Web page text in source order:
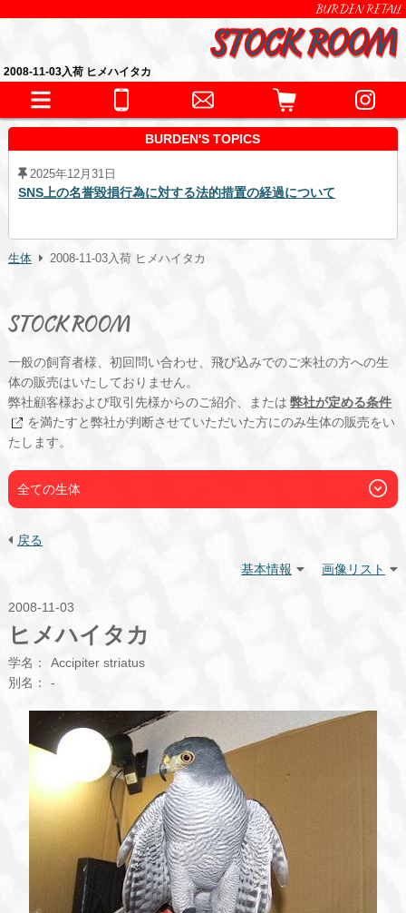
BURDEN RETAIL
2008-11-03入荷 ヒメハイタカ
BURDEN'S TOPICS
2025年12月31日
SNS上の名誉毀損行為に対する法的措置の経過について
生体 2008-11-03入荷 ヒメハイタカ
STOCK ROOM
一般の飼育者様、初回問い合わせ、飛び込みでのご来社の方への生
体の販売はいたしておりません。
弊社顧客様および取引先様からのご紹介、または 弊社が定める条件
を満たすと弊社が判断させていただいた方にのみ生体の販売をい
たします。
全ての生体
戻る
基本情報
画像リスト
2008-11-03
ヒメハイタカ
学名：
Accipiter striatus
別名：
-